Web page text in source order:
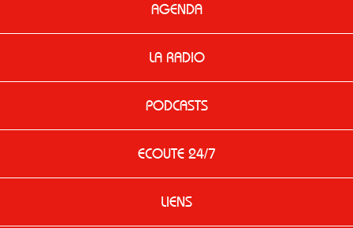
AGENDA
LA RADIO
PODCASTS
ECOUTE 24/7
LIENS